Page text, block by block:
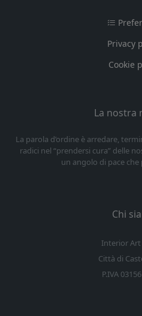
Privacy
Cookie
La nostra
La parola d’ordine è arredare,
radici nel “prendersi cura” delle
un angolo di pace che
Chi
Interior Art
Città di
P.IVA